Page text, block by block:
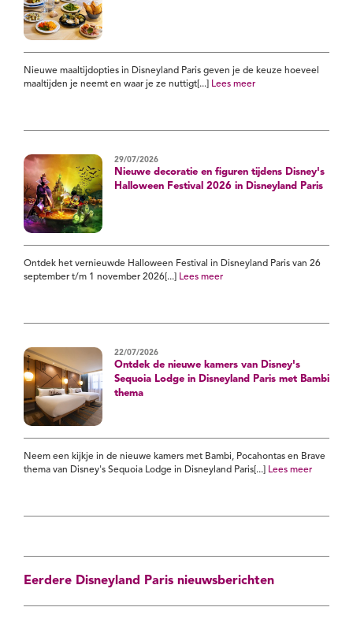
Nieuwe maaltijdopties in Disneyland Paris geven je de keuze hoeveel
maaltijden je neemt en waar je ze nuttigt[...]
Lees meer
29/07/2026
Nieuwe decoratie en figuren tijdens Disney's
Halloween Festival 2026 in Disneyland Paris
Ontdek het vernieuwde Halloween Festival in Disneyland Paris van 26
september t/m 1 november 2026[...]
Lees meer
22/07/2026
Ontdek de nieuwe kamers van Disney's
Sequoia Lodge in Disneyland Paris met Bambi
thema
Neem een kijkje in de nieuwe kamers met Bambi, Pocahontas en Brave
thema van Disney's Sequoia Lodge in Disneyland Paris[...]
Lees meer
Eerdere Disneyland Paris nieuwsberichten